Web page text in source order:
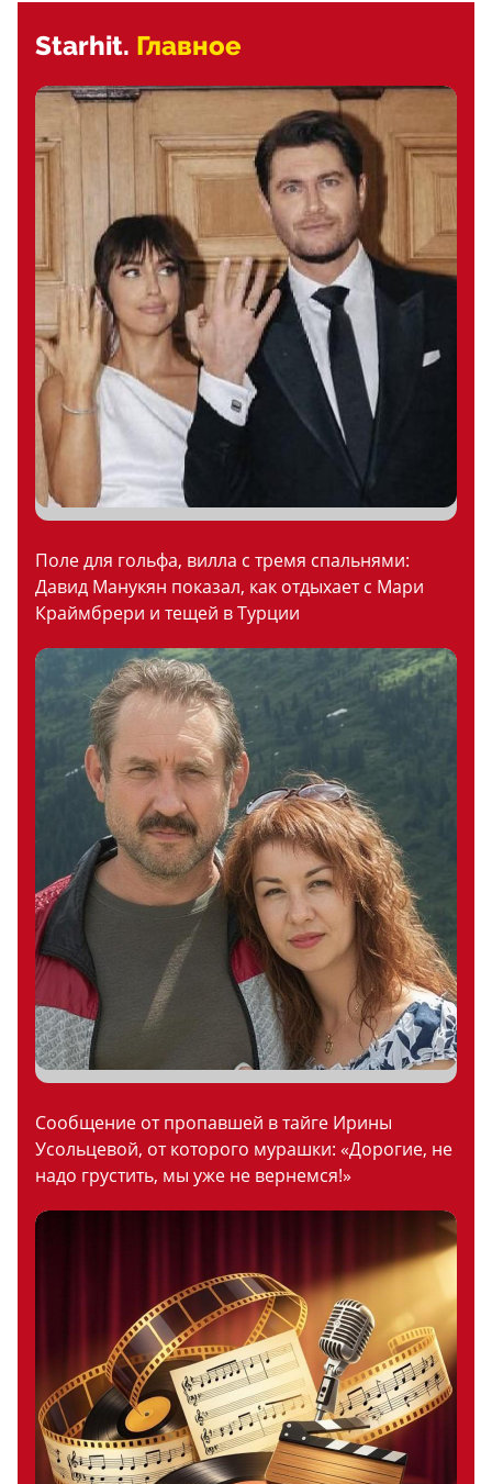
Starhit. Главное
Поле для гольфа, вилла с тремя спальнями:
Давид Манукян показал, как отдыхает с Мари
Краймбрери и тещей в Турции
Сообщение от пропавшей в тайге Ирины
Усольцевой, от которого мурашки: «Дорогие, не
надо грустить, мы уже не вернемся!»